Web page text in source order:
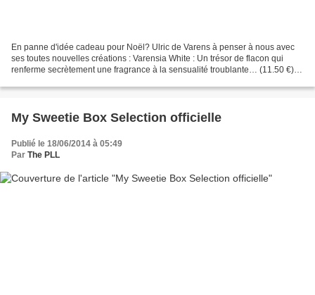
En panne d'idée cadeau pour Noël? Ulric de Varens à penser à nous avec
ses toutes nouvelles créations : Varensia White : Un trésor de flacon qui
renferme secrètement une fragrance à la sensualité troublante… (11.50 €)
My Sweetie Box Selection officielle
Publié le 18/06/2014 à 05:49
Par The PLL